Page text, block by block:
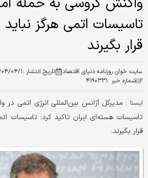
تاسیسات اتمی هرگز
قرار بگیرند
سایت خوان روزنامه دنیای اقتصاد تاریخ انتشار :۱۴۰۴/۰۴/۱
شماره خبر :۴۱۹۰۳۳۱
ايسنا : مدیرکل آژانس بین‌المللی انرژی اتمی در
تاسیسات هسته‌ای ایران تاکید کرد: تاسیسات
قرار بگیرند.